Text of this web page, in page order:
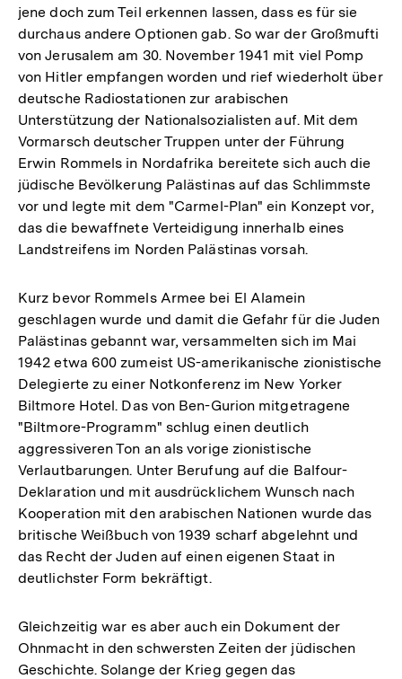
jene doch zum Teil erkennen lassen, dass es für sie
durchaus andere Optionen gab. So war der Großmufti
von Jerusalem am 30. November 1941 mit viel Pomp
von Hitler empfangen worden und rief wiederholt über
deutsche Radiostationen zur arabischen
Unterstützung der Nationalsozialisten auf. Mit dem
Vormarsch deutscher Truppen unter der Führung
Erwin Rommels in Nordafrika bereitete sich auch die
jüdische Bevölkerung Palästinas auf das Schlimmste
vor und legte mit dem "Carmel-Plan" ein Konzept vor,
das die bewaffnete Verteidigung innerhalb eines
Landstreifens im Norden Palästinas vorsah.
Kurz bevor Rommels Armee bei El Alamein
geschlagen wurde und damit die Gefahr für die Juden
Palästinas gebannt war, versammelten sich im Mai
1942 etwa 600 zumeist US-amerikanische zionistische
Delegierte zu einer Notkonferenz im New Yorker
Biltmore Hotel. Das von Ben-Gurion mitgetragene
"Biltmore-Programm" schlug einen deutlich
aggressiveren Ton an als vorige zionistische
Verlautbarungen. Unter Berufung auf die Balfour-
Deklaration und mit ausdrücklichem Wunsch nach
Kooperation mit den arabischen Nationen wurde das
britische Weißbuch von 1939 scharf abgelehnt und
das Recht der Juden auf einen eigenen Staat in
deutlichster Form bekräftigt.
Gleichzeitig war es aber auch ein Dokument der
Ohnmacht in den schwersten Zeiten der jüdischen
Geschichte. Solange der Krieg gegen das